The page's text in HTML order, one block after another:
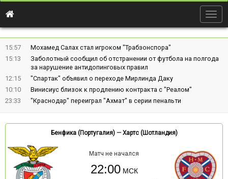
15:57
Мохамед Салах стал игроком "Трабзонспора"
15:13
Заболотный сообщил об отстранении от футбола на полгода
за нарушение антидопинговых правил
12:15
"Спартак" объявил о переходе Мирлинда Даку
10:10
Винисиус близок к продлению контракта с "Реалом"
23:33
"Краснодар" переиграл "Ахмат" в серии пенальти
Бенфика (Португалия)— Хартс (Шотландия)
Матч не начался
22:00